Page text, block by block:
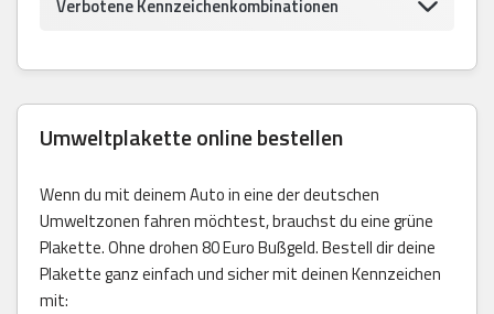
Verbotene Kennzeichenkombinationen
Umweltplakette online bestellen
Wenn du mit deinem Auto in eine der deutschen
Umweltzonen fahren möchtest, brauchst du eine grüne
Plakette. Ohne drohen 80 Euro Bußgeld. Bestell dir deine
Plakette ganz einfach und sicher mit deinen Kennzeichen
mit: